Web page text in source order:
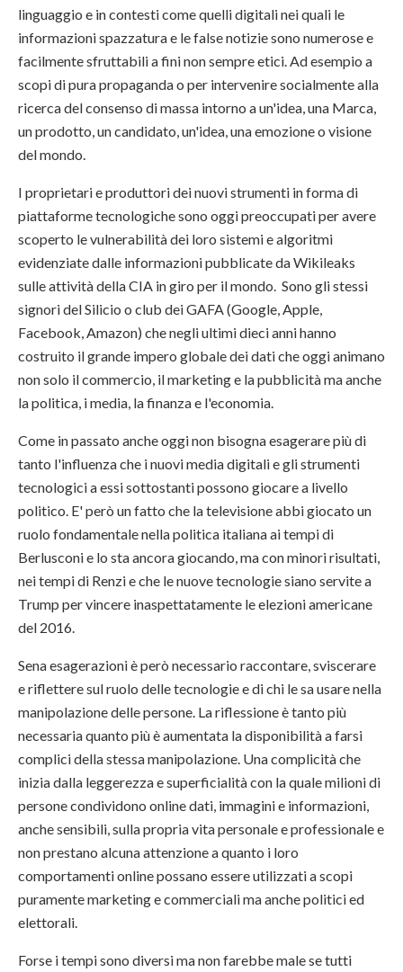
linguaggio e in contesti come quelli digitali nei quali le
informazioni spazzatura e le false notizie sono numerose e
facilmente sfruttabili a fini non sempre etici. Ad esempio a
scopi di pura propaganda o per intervenire socialmente alla
ricerca del consenso di massa intorno a un'idea, una Marca,
un prodotto, un candidato, un'idea, una emozione o visione
del mondo.
I proprietari e produttori dei nuovi strumenti in forma di
piattaforme tecnologiche sono oggi preoccupati per avere
scoperto le vulnerabilità dei loro sistemi e algoritmi
evidenziate dalle informazioni pubblicate da Wikileaks
sulle attività della CIA in giro per il mondo. Sono gli stessi
signori del Silicio o club dei GAFA (Google, Apple,
Facebook, Amazon) che negli ultimi dieci anni hanno
costruito il grande impero globale dei dati che oggi animano
non solo il commercio, il marketing e la pubblicità ma anche
la politica, i media, la finanza e l'economia.
Come in passato anche oggi non bisogna esagerare più di
tanto l'influenza che i nuovi media digitali e gli strumenti
tecnologici a essi sottostanti possono giocare a livello
politico. E' però un fatto che la televisione abbi giocato un
ruolo fondamentale nella politica italiana ai tempi di
Berlusconi e lo sta ancora giocando, ma con minori risultati,
nei tempi di Renzi e che le nuove tecnologie siano servite a
Trump per vincere inaspettatamente le elezioni americane
del 2016.
Sena esagerazioni è però necessario raccontare, sviscerare
e riflettere sul ruolo delle tecnologie e di chi le sa usare nella
manipolazione delle persone. La riflessione è tanto più
necessaria quanto più è aumentata la disponibilità a farsi
complici della stessa manipolazione. Una complicità che
inizia dalla leggerezza e superficialità con la quale milioni di
persone condividono online dati, immagini e informazioni,
anche sensibili, sulla propria vita personale e professionale e
non prestano alcuna attenzione a quanto i loro
comportamenti online possano essere utilizzati a scopi
puramente marketing e commerciali ma anche politici ed
elettorali.
Forse i tempi sono diversi ma non farebbe male se tutti